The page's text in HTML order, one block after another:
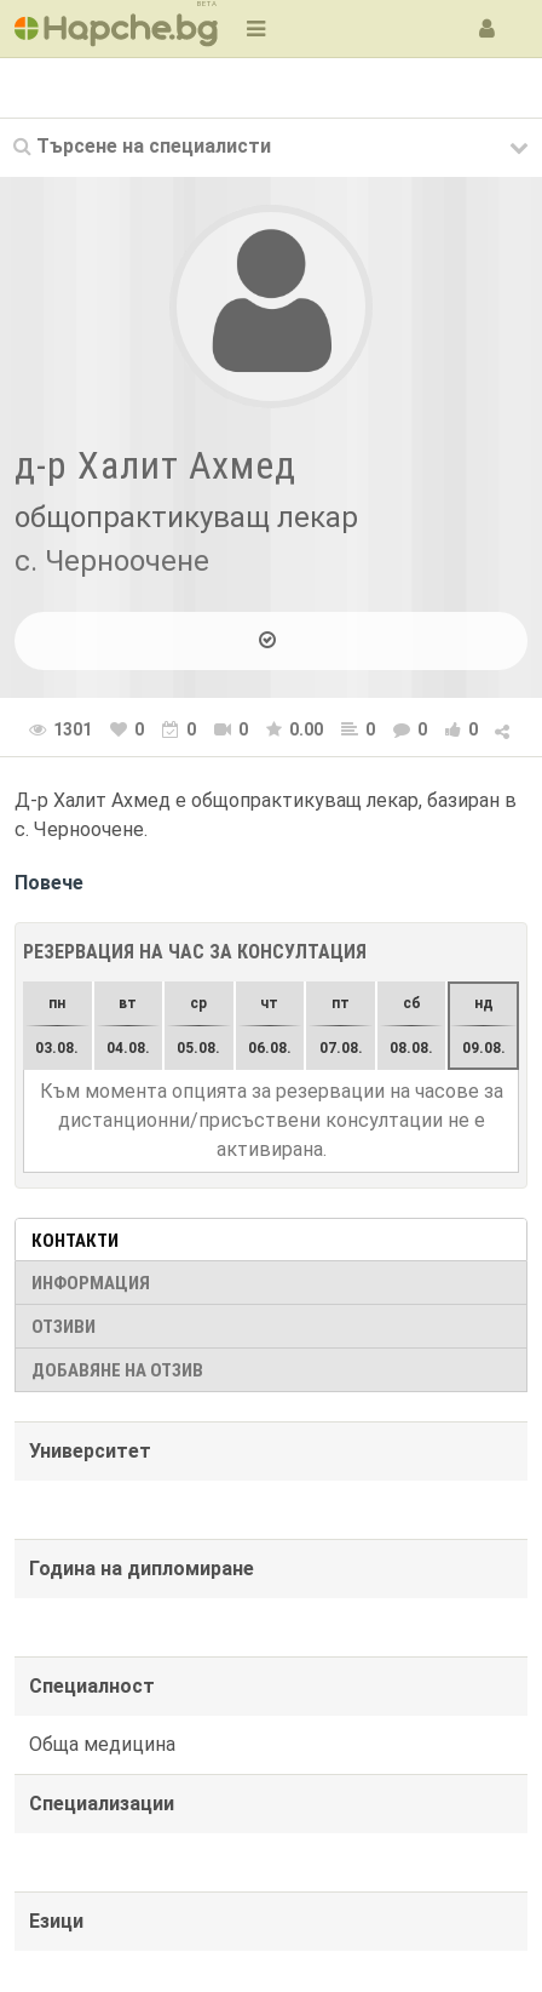
BETA
Търсене на специалисти
д-р Халит Ахмед
общопрактикуващ лекар
с. Черноочене
1301 0 0 0 0.00 0 0 0
Д-р Халит Ахмед е общопрактикуващ лекар, базиран в
с. Черноочене.
Повече
РЕЗЕРВАЦИЯ НА ЧАС ЗА КОНСУЛТАЦИЯ
пн
03.08.
вт
04.08.
ср
05.08.
чт
06.08.
пт
07.08.
сб
08.08.
нд
09.08.
Към момента опцията за резервации на часове за
дистанционни/присъствени консултации не е
активирана.
КОНТАКТИ
ИНФОРМАЦИЯ
ОТЗИВИ
ДОБАВЯНЕ НА ОТЗИВ
Университет
Година на дипломиране
Специалност
Обща медицина
Специализации
Езици